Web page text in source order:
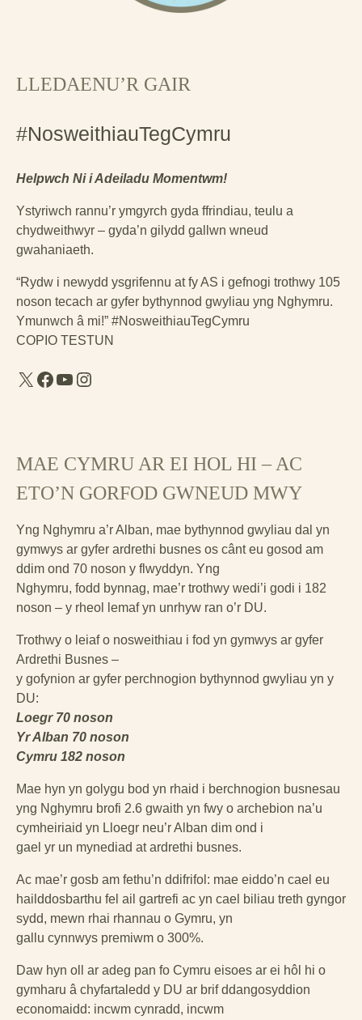
LLEDAENU’R GAIR
#NosweithiauTegCymru
Helpwch Ni i Adeiladu Momentwm!
Ystyriwch rannu’r ymgyrch gyda ffrindiau, teulu a
chydweithwyr – gyda’n gilydd gallwn wneud
gwahaniaeth.
“Rydw i newydd ysgrifennu at fy AS i gefnogi trothwy 105
noson tecach ar gyfer bythynnod gwyliau yng Nghymru.
Ymunwch â mi!” #NosweithiauTegCymru
COPIO TESTUN
X Facebook
YouTube
Instagram
MAE CYMRU AR EI HOL HI – AC
ETO’N GORFOD GWNEUD MWY
Yng Nghymru a’r Alban, mae bythynnod gwyliau dal yn
gymwys ar gyfer ardrethi busnes os cânt eu gosod am
ddim ond 70 noson y flwyddyn. Yng
Nghymru, fodd bynnag, mae’r trothwy wedi’i godi i 182
noson – y rheol lemaf yn unrhyw ran o’r DU.
Trothwy o leiaf o nosweithiau i fod yn gymwys ar gyfer
Ardrethi Busnes –
y gofynion ar gyfer perchnogion bythynnod gwyliau yn y
DU:
Loegr 70 noson
Yr Alban 70 noson
Cymru 182 noson
Mae hyn yn golygu bod yn rhaid i berchnogion busnesau
yng Nghymru brofi 2.6 gwaith yn fwy o archebion na’u
cymheiriaid yn Lloegr neu’r Alban dim ond i
gael yr un mynediad at ardrethi busnes.
Ac mae’r gosb am fethu’n ddifrifol: mae eiddo’n cael eu
hailddosbarthu fel ail gartrefi ac yn cael biliau treth gyngor
sydd, mewn rhai rhannau o Gymru, yn
gallu cynnwys premiwm o 300%.
Daw hyn oll ar adeg pan fo Cymru eisoes ar ei hôl hi o
gymharu â chyfartaledd y DU ar brif ddangosyddion
economaidd: incwm cynradd, incwm